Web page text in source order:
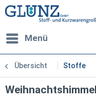
Menü
Übersicht Stoffe